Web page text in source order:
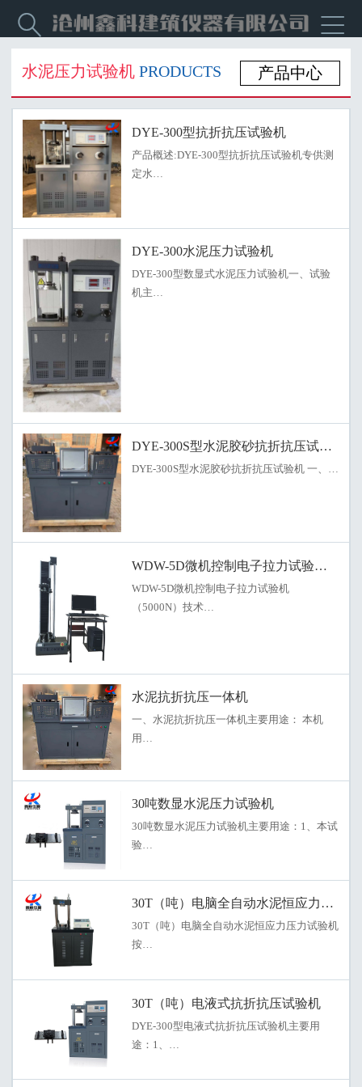


水泥压力试验机 PRODUCTS 产品中心
DYE-300型抗折抗压试验机
产品概述:DYE-300型抗折抗压试验机专供测
定水…
DYE-300水泥压力试验机
DYE-300型数显式水泥压力试验机一、试验
机主…
DYE-300S型水泥胶砂抗折抗压试验机
DYE-300S型水泥胶砂抗折抗压试验机 一、…
WDW-5D微机控制电子拉力试验机（
WDW-5D微机控制电子拉力试验机
（5000N）技术…
水泥抗折抗压一体机
一、水泥抗折抗压一体机主要用途： 本机
用…
30吨数显水泥压力试验机
30吨数显水泥压力试验机主要用途：1、本试
验…
30T（吨）电脑全自动水泥恒应力压力
30T（吨）电脑全自动水泥恒应力压力试验机
按…
30T（吨）电液式抗折抗压试验机
DYE-300型电液式抗折抗压试验机主要用
途：1、…